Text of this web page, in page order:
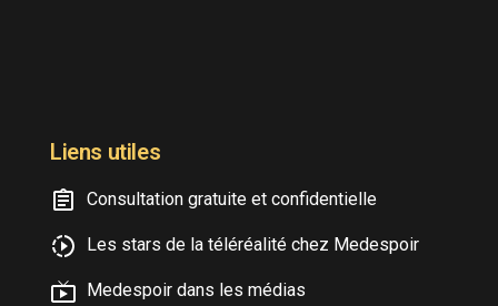
Liens utiles
Consultation gratuite et confidentielle
Les stars de la téléréalité chez Medespoir
Medespoir dans les médias